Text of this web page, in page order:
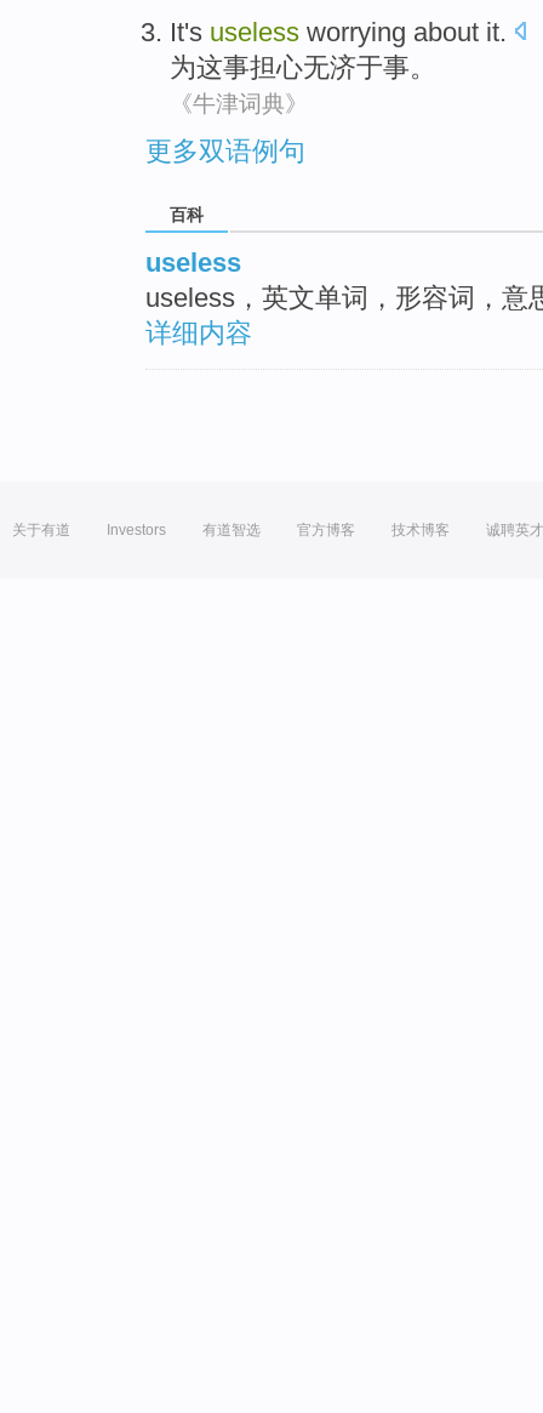
It's useless worrying about it.
为这事担心无济于事。
《牛津词典》
更多双语例句
百科
useless
useless，英文单词，形容词，意
详细内容
关于有道 Investors 有道智选 官方博客 技术博客 诚聘英才